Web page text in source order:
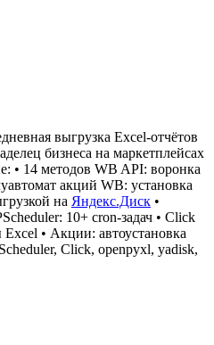
выгрузка Excel-отчётов
бизнеса на маркетплейсах
• 14 методов WB API: воронка
акций WB: установка
на Яндекс.Диск •
10+ cron-задач • Click
• Акции: автоустановка
Click, openpyxl, yadisk,